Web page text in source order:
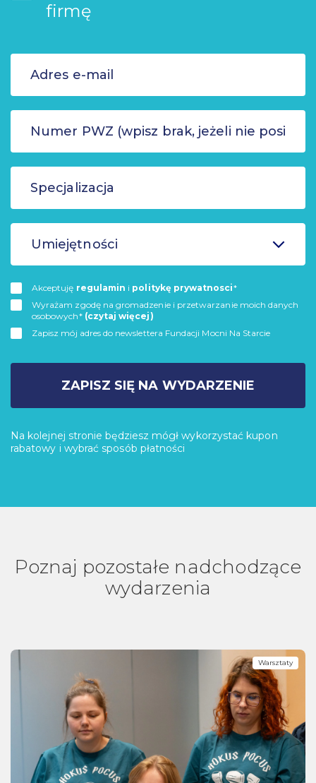
firmę
Umiejętności
Akceptuję regulamin i politykę prywatnosci*
Wyrażam zgodę na gromadzenie i przetwarzanie moich danych
osobowych* (czytaj więcej)
Zapisz mój adres do newslettera Fundacji Mocni Na Starcie
ZAPISZ SIĘ NA WYDARZENIE
Na kolejnej stronie będziesz mógł wykorzystać kupon
rabatowy i wybrać sposób płatności
Poznaj pozostałe nadchodzące
wydarzenia
Warsztaty